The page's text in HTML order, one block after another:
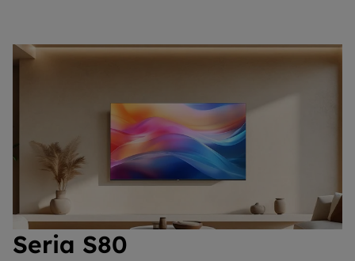
Seria S80